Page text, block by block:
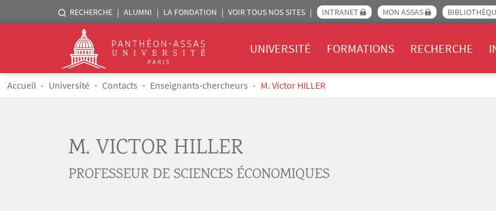
Aller au contenu principal
Menu liste sites Assas
RECHERCHE ALUMNI LA FONDATION VOIR TOUS NOS SITES INTRANET MON ASSAS
Logo
UNIVERSITÉ FORMATIONS RECHERCHE
Fil d'Ariane
Accueil Université Contacts Enseignants-chercheurs M. Victor HILLER
M. VICTOR HILLER
PROFESSEUR DE SCIENCES ÉCONOMIQUES